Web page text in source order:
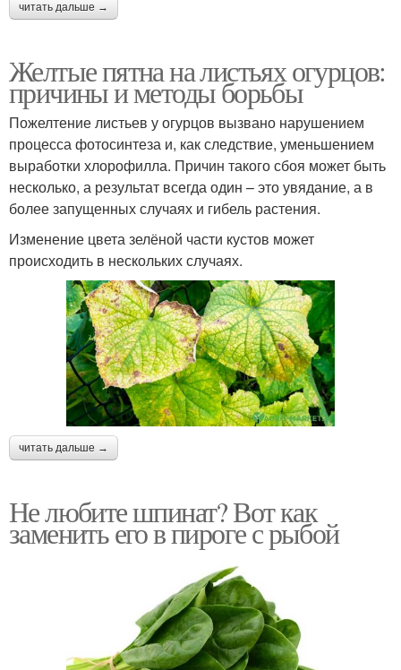
читать дальше →
Желтые пятна на листьях огурцов:
причины и методы борьбы
Пожелтение листьев у огурцов вызвано нарушением
процесса фотосинтеза и, как следствие, уменьшением
выработки хлорофилла. Причин такого сбоя может быть
несколько, а результат всегда один – это увядание, а в
более запущенных случаях и гибель растения.
Изменение цвета зелёной части кустов может
происходить в нескольких случаях.
читать дальше →
Не любите шпинат? Вот как
заменить его в пироге с рыбой